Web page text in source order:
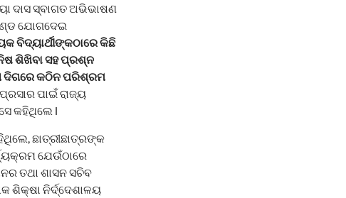
ଦାସ ସ୍ବାଗତ ଅଭିଭାଷଣ
ଯୋଗଦେଇ
ବିଦ୍ୟାର୍ଥୀଙ୍କଠାରେ କିଛି
ଶିଖିବା ସହ ପ୍ରଶ୍ନ
ଦିଗରେ କଠିନ ପରିଶ୍ରମ
ପାଇଁ ରାଜ୍ୟ
କହିଥିଲେ l
ଛାତ୍ରୀଛାତ୍ରଙ୍କ
ଯେଉଁଠାରେ
ତଥା ଶାସନ ସଚିବ
ଶିକ୍ଷା ନିର୍ଦ୍ଦେଶାଳୟ